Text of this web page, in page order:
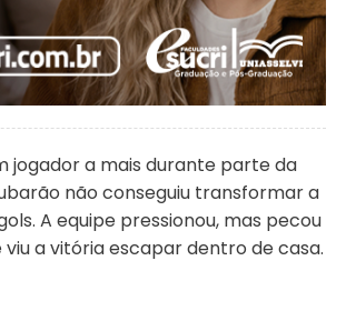
jogador a mais durante parte da
não conseguiu transformar a
A equipe pressionou, mas pecou
viu a vitória escapar dentro de casa.